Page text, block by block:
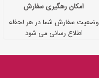
امکان رهگیری سفارش
وضعیت سفارش شما در هر لحظه
اطلاع رسانی می شود